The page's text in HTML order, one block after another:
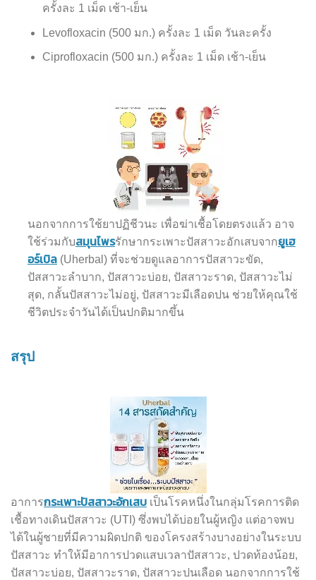
ครั้งละ 1 เม็ด เช้า-เย็น
Levofloxacin (500 มก.) ครั้งละ 1 เม็ด วันละครั้ง
Ciprofloxacin (500 มก.) ครั้งละ 1 เม็ด เช้า-เย็น
นอกจากการใช้ยาปฏิชีวนะ เพื่อฆ่าเชื้อโดยตรงแล้ว อาจ
ใช้ร่วมกับสมุนไพรรักษากระเพาะปัสสาวะอักเสบจากยูเฮ
อร์เบิล (Uherbal) ที่จะช่วยดูแลอาการปัสสาวะขัด,
ปัสสาวะลำบาก, ปัสสาวะบ่อย, ปัสสาวะราด, ปัสสาวะไม่
สุด, กลั้นปัสสาวะไม่อยู่, ปัสสาวะมีเลือดปน ช่วยให้คุณใช้
ชีวิตประจำวันได้เป็นปกติมากขึ้น
สรุป
อาการกระเพาะปัสสาวะอักเสบ เป็นโรคหนึ่งในกลุ่มโรคการติด
เชื้อทางเดินปัสสาวะ (UTI) ซึ่งพบได้บ่อยในผู้หญิง แต่อาจพบ
ได้ในผู้ชายที่มีความผิดปกติ ของโครงสร้างบางอย่างในระบบ
ปัสสาวะ ทำให้มีอาการปวดแสบเวลาปัสสาวะ, ปวดท้องน้อย,
ปัสสาวะบ่อย, ปัสสาวะราด, ปัสสาวะปนเลือด นอกจากการใช้